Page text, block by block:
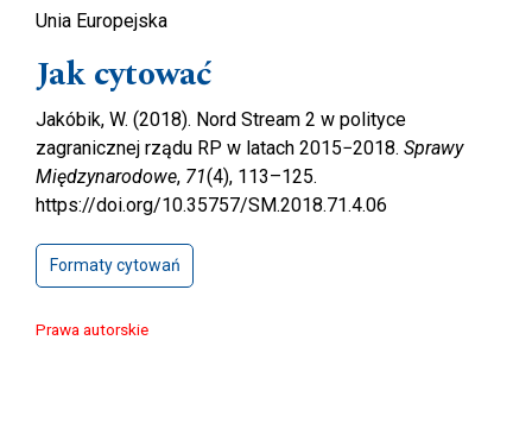
Unia Europejska
Jak cytować
Jakóbik, W. (2018). Nord Stream 2 w polityce
zagranicznej rządu RP w latach 2015−2018. Sprawy
Międzynarodowe, 71(4), 113–125.
https://doi.org/10.35757/SM.2018.71.4.06
Formaty cytowań
Prawa autorskie